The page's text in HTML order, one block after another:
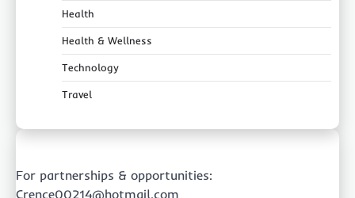
Health
Health & Wellness
Technology
Travel
For partnerships & opportunities:
Crence00214@hotmail.com